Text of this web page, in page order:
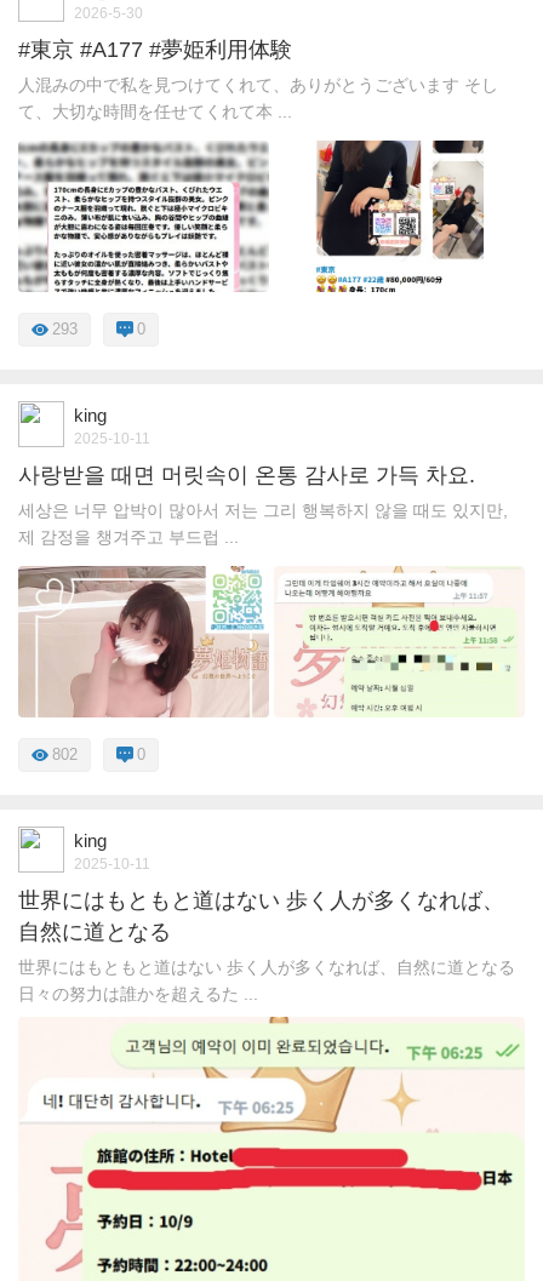
2026-5-30
#東京 #A177 #夢姫利用体験
人混みの中で私を見つけてくれて、ありがとうございます そし
て、大切な時間を任せてくれて本 ...
293 0
king
2025-10-11
사랑받을 때면 머릿속이 온통 감사로 가득 차요.
세상은 너무 압박이 많아서 저는 그리 행복하지 않을 때도 있지만,
제 감정을 챙겨주고 부드럽 ...
802 0
king
2025-10-11
世界にはもともと道はない 歩く人が多くなれば、
自然に道となる
世界にはもともと道はない 歩く人が多くなれば、自然に道となる
日々の努力は誰かを超えるた ...